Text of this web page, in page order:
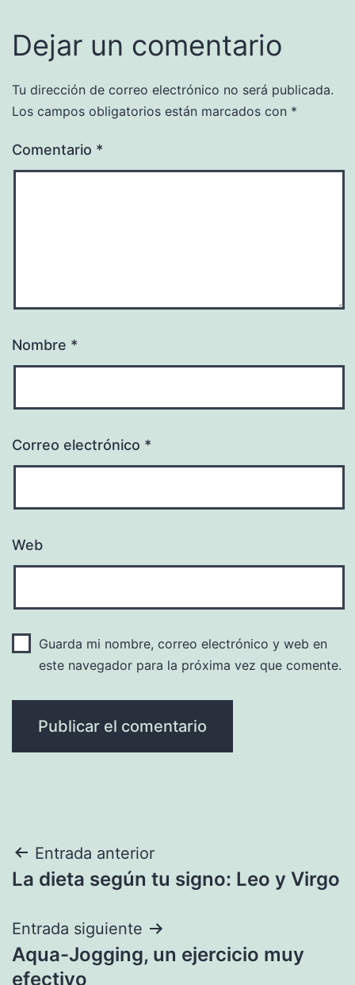
Dejar un comentario
Tu dirección de correo electrónico no será publicada.
Los campos obligatorios están marcados con *
Comentario *
Nombre *
Correo electrónico *
Web
Guarda mi nombre, correo electrónico y web en
este navegador para la próxima vez que comente.
Navegación
de
entradas
Entrada anterior
La dieta según tu signo: Leo y Virgo
Entrada siguiente
Aqua-Jogging, un ejercicio muy
efectivo